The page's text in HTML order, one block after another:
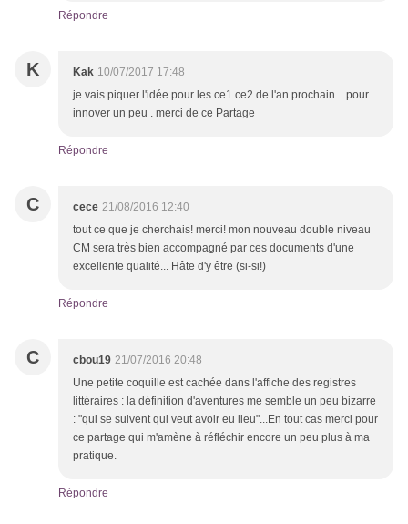
Répondre
K Kak 10/07/2017 17:48
je vais piquer l'idée pour les ce1 ce2 de l'an prochain ...pour
innover un peu . merci de ce Partage
Répondre
C cece 21/08/2016 12:40
tout ce que je cherchais! merci! mon nouveau double niveau
CM sera très bien accompagné par ces documents d'une
excellente qualité... Hâte d'y être (si-si!)
Répondre
C cbou19 21/07/2016 20:48
Une petite coquille est cachée dans l'affiche des registres
littéraires : la définition d'aventures me semble un peu bizarre
: "qui se suivent qui veut avoir eu lieu"...En tout cas merci pour
ce partage qui m'amène à réfléchir encore un peu plus à ma
pratique.
Répondre